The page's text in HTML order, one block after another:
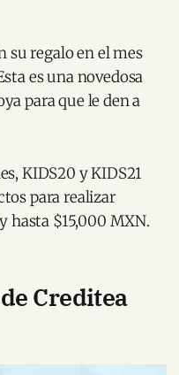
su regalo en el mes
es una novedosa
para que le den a
KIDS20 y KIDS21
para realizar
hasta $15,000 MXN.
Creditea